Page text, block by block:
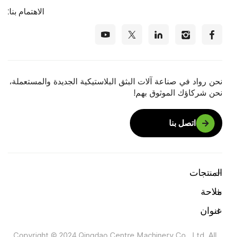
الاهتمام بنا:
نحن رواد في صناعة آلات البثق البلاستيكية الجديدة والمستعملة،
نحن شركاؤك الموثوق بهم!
اتصل بنا
المنتجات
ملاحة
عنوان